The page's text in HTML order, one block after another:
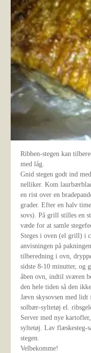
Ribben-stegen kan
med låg.
Gnid stegen godt ind
nelliker. Kom
en rist over en
grader. Efter en halv
sovs). På grill stilles en
væde for at samle
Steges i oven (el grill) i
anvisningen på
tilberedning i ovn,
sidste 8-10 minutter, og
åben ovn, indtil sværen
den hele tiden så den
Jævn skysovsen med
solbær-syltetøj el.
Server med nye
syltetøj. Lav flæskesteg-
stegen.
Velbekomme!